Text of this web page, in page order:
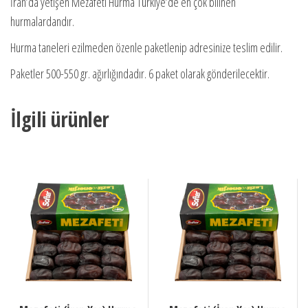
hurmalardandır.
Hurma taneleri ezilmeden özenle paketlenip adresinize teslim edilir.
Paketler 500-550 gr. ağırlığındadır. 6 paket olarak gönderilecektir.
İlgili ürünler